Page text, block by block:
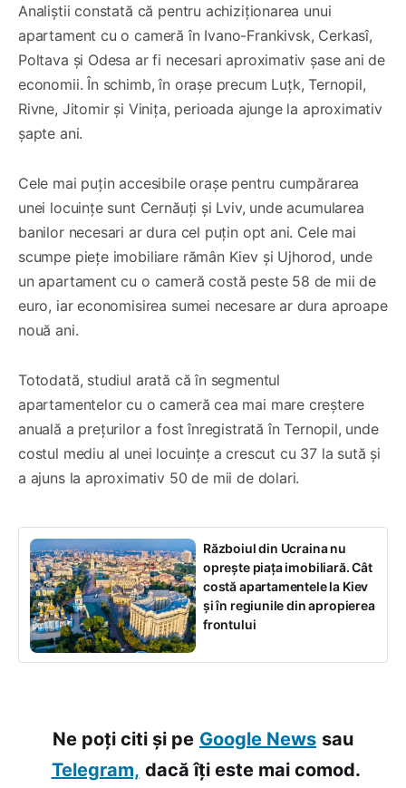
Analiștii constată că pentru achiziționarea unui
apartament cu o cameră în Ivano-Frankivsk, Cerkasî,
Poltava și Odesa ar fi necesari aproximativ șase ani de
economii. În schimb, în orașe precum Luțk, Ternopil,
Rivne, Jitomir și Vinița, perioada ajunge la aproximativ
șapte ani.
Cele mai puțin accesibile orașe pentru cumpărarea
unei locuințe sunt Cernăuți și Lviv, unde acumularea
banilor necesari ar dura cel puțin opt ani. Cele mai
scumpe piețe imobiliare rămân Kiev și Ujhorod, unde
un apartament cu o cameră costă peste 58 de mii de
euro, iar economisirea sumei necesare ar dura aproape
nouă ani.
Totodată, studiul arată că în segmentul
apartamentelor cu o cameră cea mai mare creștere
anuală a prețurilor a fost înregistrată în Ternopil, unde
costul mediu al unei locuințe a crescut cu 37 la sută și
a ajuns la aproximativ 50 de mii de dolari.
Războiul din Ucraina nu
oprește piața imobiliară. Cât
costă apartamentele la Kiev
și în regiunile din apropierea
frontului
Ne poți citi și pe Google News sau
Telegram, dacă îți este mai comod.